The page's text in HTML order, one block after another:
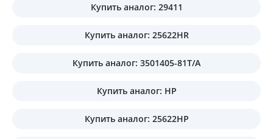
Купить аналог: 29411
Купить аналог: 25622HR
Купить аналог: 3501405-81T/A
Купить аналог: HP
Купить аналог: 25622HP